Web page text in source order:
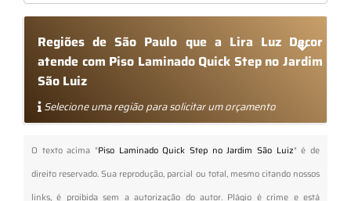
Regiões de São Paulo que a Lira Luz Decor
atende com Piso Laminado Quick Step no Jardim
São Luiz
Selecione uma região para solicitar um orçamento
O texto acima "Piso Laminado Quick Step no Jardim São Luiz" é de
direito reservado. Sua reprodução, parcial ou total, mesmo citando nossos
links, é proibida sem a autorização do autor. Plágio é crime e está